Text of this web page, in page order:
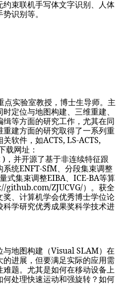
约束联机手写体文字识别、人体
识别等。
点实验室教授，博士生导师。主
定位与地图构建、三维重建、
等方面的研究工作，尤其在同
重建方面的研究取得了一系列重
关软件，如ACTS, LS-ACTS,
载网址：
) ，并开源了基于非连续特征跟
系统ENFT-SfM 、分段集束调整
式集束调整EIBA ICE-BA等算
github.com/ZJUCVG/）。获全
奖、计算机学会优秀博士学位论
科学研究优秀成果奖科学技术进
与地图构建（Visual SLAM）在
的进展，但要满足实际的应用需
题。尤其是如何在移动设备上
何处理快速运动和强旋转？如何